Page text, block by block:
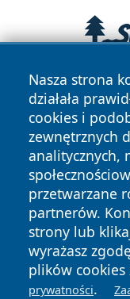
Nasza strona
działała
cookies i
zewnętrznych
analitycznych,
przetwarzane
partnerów.
strony lub
wyrażasz
plików cookies
prywatności.
Copyright © 2026
zastrzeżone.
News Autorzy